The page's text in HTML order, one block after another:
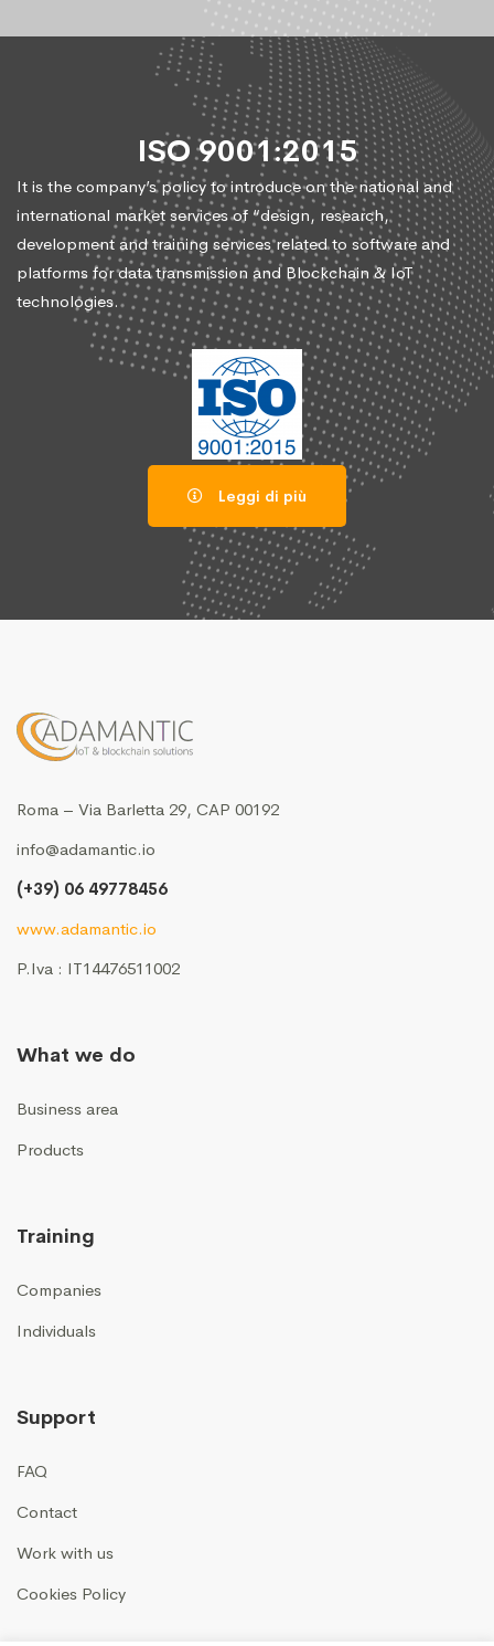
ISO 9001:2015
It is the company’s policy to introduce on the national and
international market services of “design, research,
development and training services related to software and
platforms for data transmission and Blockchain & IoT
technologies.
Leggi di più
Roma – Via Barletta 29, CAP 00192
info@adamantic.io
(+39) 06 49778456
www.adamantic.io
P.Iva : IT14476511002
What we do
Business area
Products
Training
Companies
Individuals
Support
FAQ
Contact
Work with us
Cookies Policy